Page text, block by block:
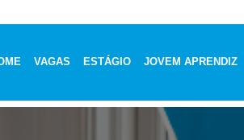
VAGAS ESTÁGIO JOVEM APRENDIZ